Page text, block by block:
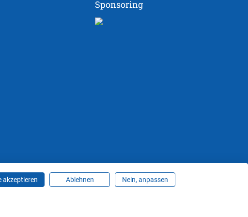
Sponsoring
Einstellungen ändern
akzeptieren Ablehnen Nein, anpassen